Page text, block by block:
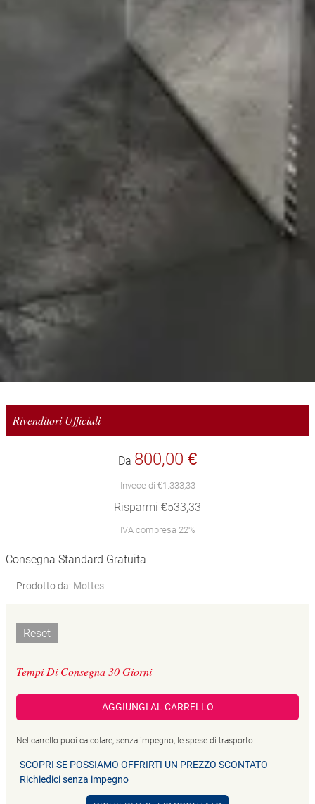
Rivenditori Ufficiali
Da 800,00 €
Invece di€1.333,33
Risparmi €533,33
IVA compresa 22%
Consegna Standard Gratuita
Prodotto da: Mottes
Reset
Tempi Di Consegna 30 Giorni
AGGIUNGI AL CARRELLO
Nel carrello puoi calcolare, senza impegno, le spese di trasporto
SCOPRI SE POSSIAMO OFFRIRTI UN PREZZO SCONTATO
Richiedici senza impegno